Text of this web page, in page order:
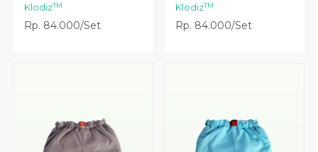
KlodizTM
Rp. 84.000/Set
KlodizTM
Rp. 84.000/Set